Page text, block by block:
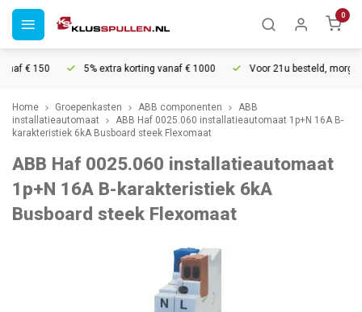
0
€ 150 5% extra korting vanaf € 1000 Voor 21u besteld, morgen
Home Groepenkasten ABB componenten
ABB
installatieautomaat
ABB Haf 0025.060 installatieautomaat 1p+N 16A B-
karakteristiek 6kA Busboard steek Flexomaat
ABB Haf 0025.060 installatieautomaat
1p+N 16A B-karakteristiek 6kA
Busboard steek Flexomaat